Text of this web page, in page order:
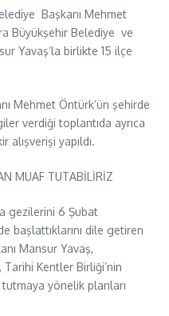
Başkanı Mehmet
Büyükşehir Belediye ve
Yavaş’la birlikte 15 ilçe
Mehmet Öntürk’ün şehirde
verdiği toplantıda ayrıca
alışverişi yapıldı.
MUAF TUTABİLİRİZ
gezilerini 6 Şubat
başlattıklarını dile getiren
Mansur Yavaş,
Kentler Birliği’nin
tutmaya yönelik planları